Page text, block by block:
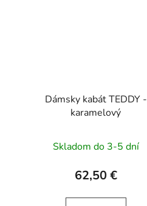
Dámsky kabát TEDDY -
karamelový
Skladom do 3-5 dní
62,50 €